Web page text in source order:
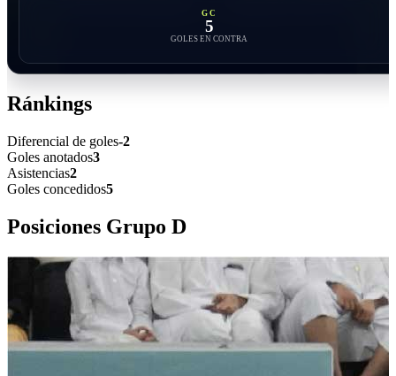
GC
5
GOLES EN CONTRA
Ránkings
Diferencial de goles-2
Goles anotados3
Asistencias2
Goles concedidos5
Posiciones Grupo D